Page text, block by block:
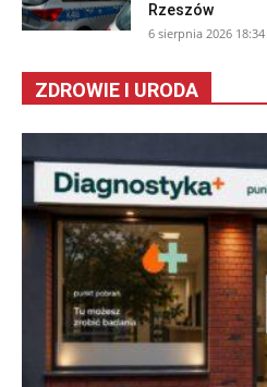
Rzeszów
6 sierpnia 2026 18:34
ZDROWIE I URODA